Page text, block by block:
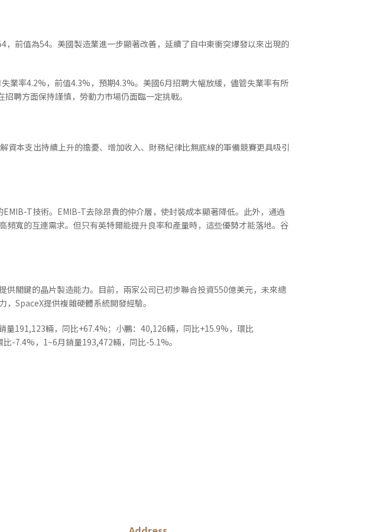
前值為54。美國製造業進一步顯著改善，延續了自中東衝突爆發以來出現的
業率4.2%，前值4.3%，預期4.3%。美國6月招聘大幅放緩，儘管失業率有所
聘方面保持謹慎，勞動力市場仍面臨一定挑戰。
本支出持續上升的擔憂、增加收入、財務紀律比無底線的軍備競賽更具吸引
T技術。EMIB-T去除昂貴的仲介層，使封裝成本顯著降低。此外，通過
寬的互連需求。但只有英特爾能提升良率和產量時，這些優勢才能落地。谷
關鍵的晶片製造能力。目前，兩家公司已初步聯合投資550億美元，未來總
SpaceX提供複雜硬體系統開發經驗。
191,123輛，同比+67.4%；小鵬：40,126輛，同比+15.9%，環比
-7.4%，1~6月銷量193,472輛，同比-5.1%。